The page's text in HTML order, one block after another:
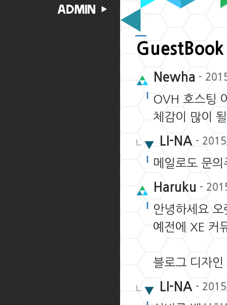
GuestBook
Newha -
OVH 호스팅
체감이 많이
LI-NA -
메일로도 문
Haruku -
안녕하세요
예전에 XE 커
블로그 디자
LI-NA -